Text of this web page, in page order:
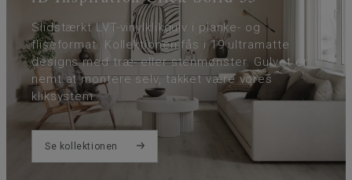
Slidstærkt LVT-vinylklikgulv i planke- og
fliseformat. Kollektionen fås i 19 ultramatte
designs med træ- eller stenmønster. Gulvet er
nemt at montere selv, takket være vores
kliksystem.
Se kollektionen